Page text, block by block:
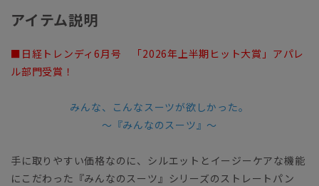
アイテム説明
■日経トレンディ6月号 「2026年上半期ヒット大賞」アパレ
ル部門受賞！
みんな、こんなスーツが欲しかった。
～『みんなのスーツ』～
手に取りやすい価格なのに、シルエットとイージーケアな機能
にこだわった『みんなのスーツ』シリーズのストレートパン